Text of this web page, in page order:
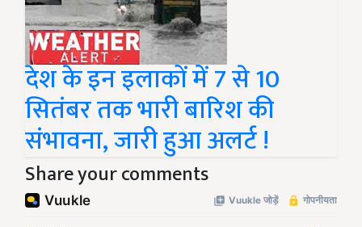
देश के इन इलाकों में 7 से 10
सितंबर तक भारी बारिश की
संभावना, जारी हुआ अलर्ट !
Share your comments